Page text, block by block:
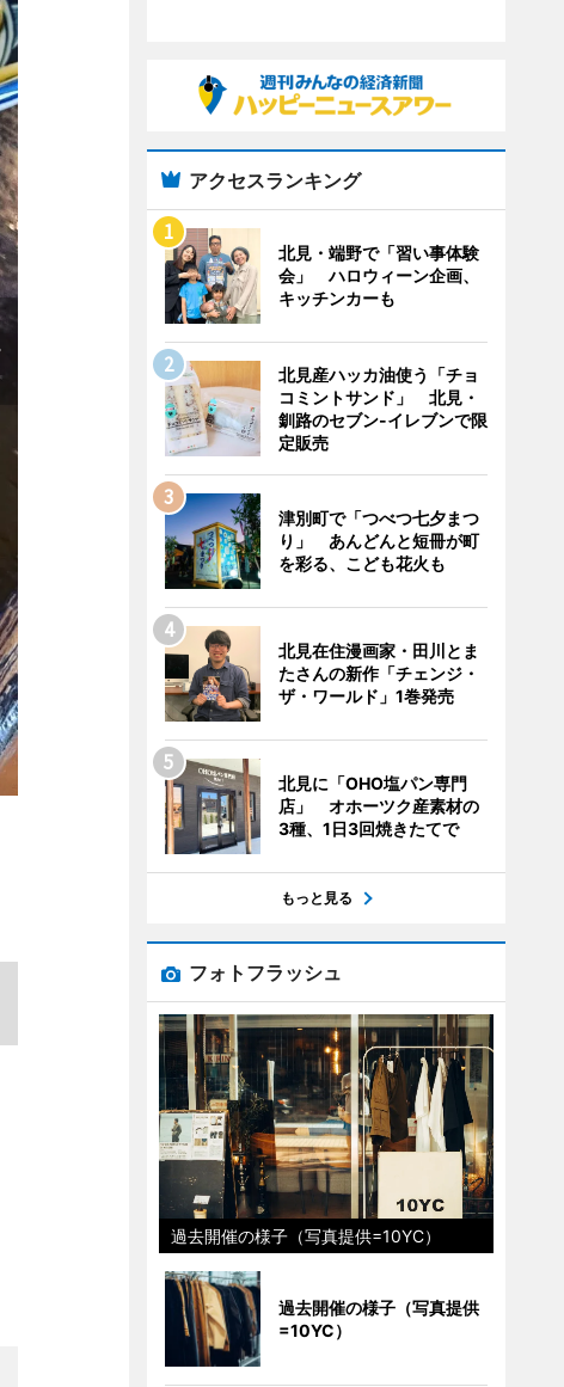
アクセスランキング
北見・端野で「習い事体験
会」 ハロウィーン企画、
キッチンカーも
北見産ハッカ油使う「チョ
コミントサンド」 北見・
釧路のセブン-イレブンで限
定販売
津別町で「つべつ七夕まつ
り」 あんどんと短冊が町
を彩る、こども花火も
北見在住漫画家・田川とま
たさんの新作「チェンジ・
ザ・ワールド」1巻発売
北見に「OHO塩パン専門
店」 オホーツク産素材の
3種、1日3回焼きたてで
もっと見る
フォトフラッシュ
過去開催の様子（写真提供=10YC）
過去開催の様子（写真提供
=10YC）